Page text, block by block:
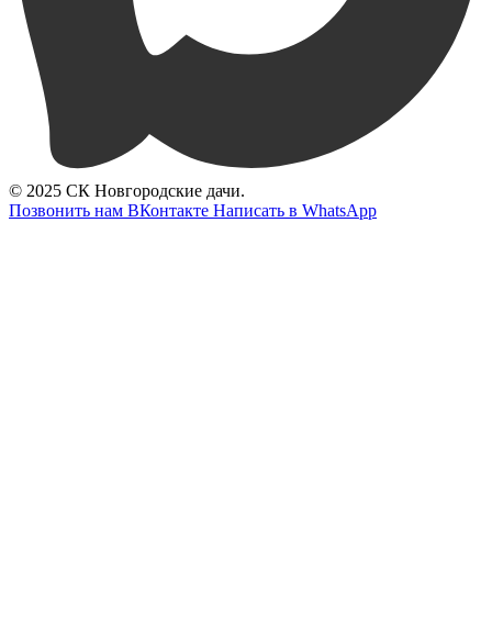
© 2025 СК Новгородские дачи.
Позвонить нам ВКонтакте Написать в WhatsApp